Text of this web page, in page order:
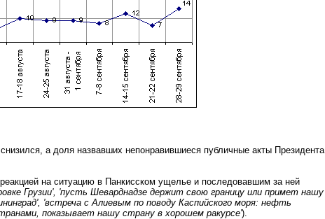
а доля назвавших непонравившиеся публичные акты Президента
на ситуацию в Панкисском ущелье и последовавшим за ней
Грузии', 'пусть Шеварднадзе держит свою границу или примет нашу
'встреча с Алиевым по поводу Каспийского моря: нефть
показывает нашу страну в хорошем ракурсе').